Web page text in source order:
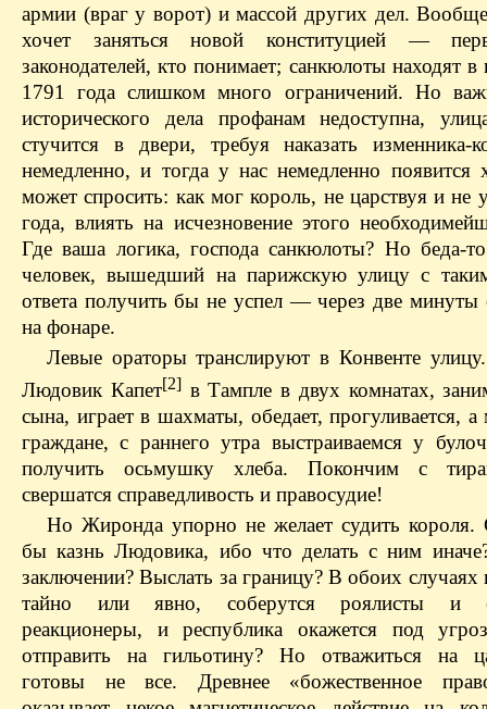
армии (враг у ворот) и массой других дел.
хочет заняться новой конституцией —
законодателей, кто понимает; санкюлоты находят в
1791 года слишком много ограничений. Но
исторического дела профанам недоступна,
стучится в двери, требуя наказать
немедленно, и тогда у нас немедленно появится
может спросить: как мог король, не царствуя и не
года, влиять на исчезновение этого
Где ваша логика, господа санкюлоты? Но беда-
человек, вышедший на парижскую улицу с
ответа получить бы не успел — через две минуты
на фонаре.
Левые ораторы транслируют в Конвенте
Людовик Капет[2]в Тампле в двух комнатах,
сына, играет в шахматы, обедает, прогуливается,
граждане, с раннего утра выстраиваемся у
получить осьмушку хлеба. Покончим с
свершатся справедливость и правосудие!
Но Жиронда упорно не желает судить короля.
бы казнь Людовика, ибо что делать с ним
заключении? Выслать за границу? В обоих случаях
тайно или явно, соберутся роялисты и
реакционеры, и республика окажется под
отправить на гильотину? Но отважиться на
готовы не все. Древнее «божественное